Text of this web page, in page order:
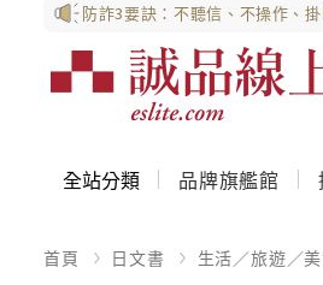
防詐3要訣：不聽信、不操作、
全站分類 品牌旗艦館
首頁 日文書 生活／旅遊／